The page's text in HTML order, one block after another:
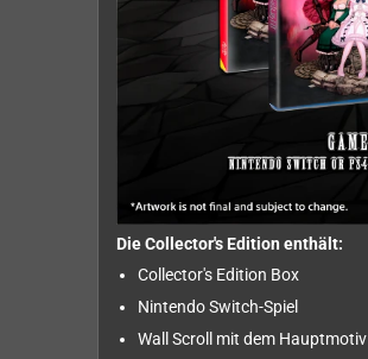
Die Collector's Edition enthält:
Collector's Edition Box
Nintendo Switch-Spiel
Wall Scroll mit dem Hauptmotiv